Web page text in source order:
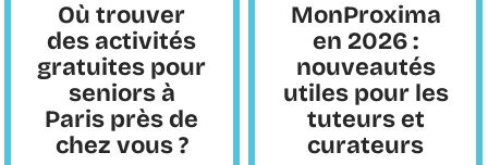
Où trouver
des activités
gratuites pour
seniors à
Paris près de
chez vous ?
MonProxima
en 2026 :
nouveautés
utiles pour les
tuteurs et
curateurs